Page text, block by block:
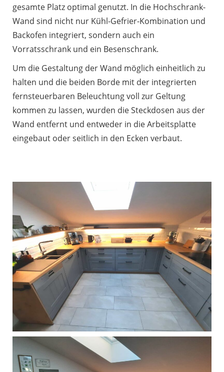
gesamte Platz optimal genutzt. In die Hochschrank-
Wand sind nicht nur Kühl-Gefrier-Kombination und
Backofen integriert, sondern auch ein
Vorratsschrank und ein Besenschrank.
Um die Gestaltung der Wand möglich einheitlich zu
halten und die beiden Borde mit der integrierten
fernsteuerbaren Beleuchtung voll zur Geltung
kommen zu lassen, wurden die Steckdosen aus der
Wand entfernt und entweder in die Arbeitsplatte
eingebaut oder seitlich in den Ecken verbaut.